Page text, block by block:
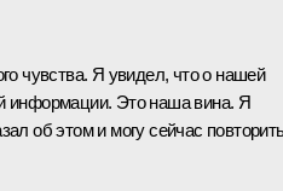
чувства. Я увидел, что о нашей
информации. Это наша вина. Я
об этом и могу сейчас